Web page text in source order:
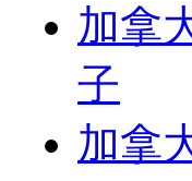
加拿
子
加拿